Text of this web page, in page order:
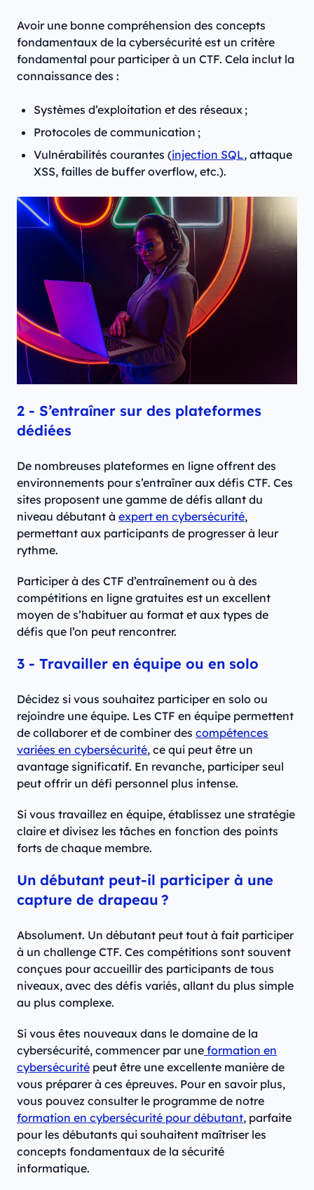
Avoir une bonne compréhension des concepts
fondamentaux de la cybersécurité est un critère
fondamental pour participer à un CTF. Cela inclut la
connaissance des :
Systèmes d’exploitation et des réseaux ;
Protocoles de communication ;
Vulnérabilités courantes (injection SQL, attaque
XSS, failles de buffer overflow, etc.).
2 - S’entraîner sur des plateformes
dédiées
De nombreuses plateformes en ligne offrent des
environnements pour s’entraîner aux défis CTF. Ces
sites proposent une gamme de défis allant du
niveau débutant à expert en cybersécurité,
permettant aux participants de progresser à leur
rythme.
Participer à des CTF d’entraînement ou à des
compétitions en ligne gratuites est un excellent
moyen de s’habituer au format et aux types de
défis que l’on peut rencontrer.
3 - Travailler en équipe ou en solo
Décidez si vous souhaitez participer en solo ou
rejoindre une équipe. Les CTF en équipe permettent
de collaborer et de combiner des compétences
variées en cybersécurité, ce qui peut être un
avantage significatif. En revanche, participer seul
peut offrir un défi personnel plus intense.
Si vous travaillez en équipe, établissez une stratégie
claire et divisez les tâches en fonction des points
forts de chaque membre.
Un débutant peut-il participer à une
capture de drapeau ?
Absolument. Un débutant peut tout à fait participer
à un challenge CTF. Ces compétitions sont souvent
conçues pour accueillir des participants de tous
niveaux, avec des défis variés, allant du plus simple
au plus complexe.
Si vous êtes nouveaux dans le domaine de la
cybersécurité, commencer par une formation en
cybersécurité peut être une excellente manière de
vous préparer à ces épreuves. Pour en savoir plus,
vous pouvez consulter le programme de notre
formation en cybersécurité pour débutant, parfaite
pour les débutants qui souhaitent maîtriser les
concepts fondamentaux de la sécurité
informatique.